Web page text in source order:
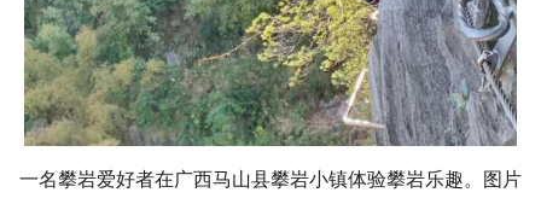
一名攀岩爱好者在广西马山县攀岩小镇体验攀岩乐趣。图片